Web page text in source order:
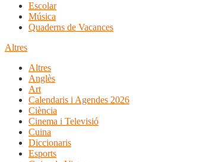
Escolar
Música
Quaderns de Vacances
Altres
Altres
Anglès
Art
Calendaris i Agendes 2026
Ciència
Cinema i Televisió
Cuina
Diccionaris
Esports